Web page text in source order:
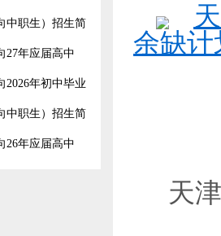
中职生）招生简
27年应届高中
2026年初中毕业
中职生）招生简
26年应届高中
余缺计
天